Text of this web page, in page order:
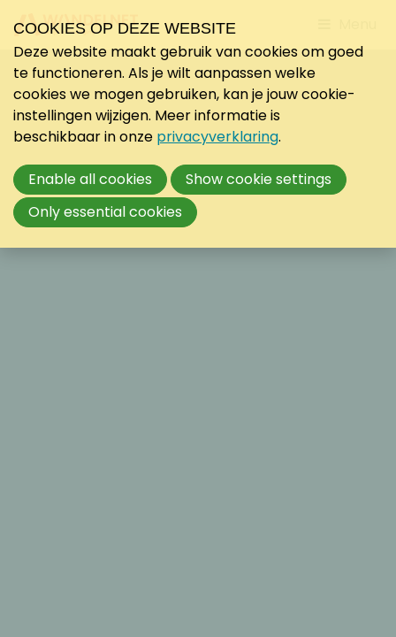
to
COOKIES OP DEZE WEBSITE
Deze website maakt gebruik van cookies om goed
te functioneren. Als je wilt aanpassen welke
cookies we mogen gebruiken, kan je jouw cookie-
instellingen wijzigen. Meer informatie is
beschikbaar in onze privacyverklaring.
Enable all cookies
Show cookie settings
Only essential cookies